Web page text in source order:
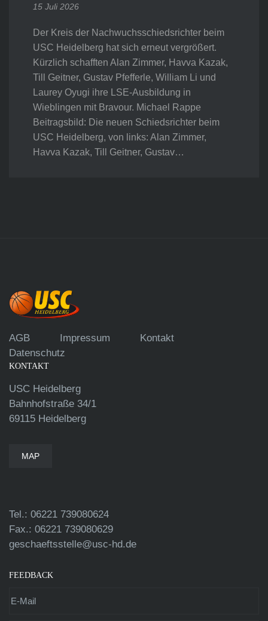
15 Juli 2026
Der Kreis der Nachwuchsschiedsrichter beim
USC Heidelberg hat sich erneut vergrößert.
Kürzlich schafften Alan Zimmer, Havva Kazak,
Till Geitner, Gustav Pfefferle, William Li und
Laurey Oyugi ihre LSE-Ausbildung in
Wieblingen mit Bravour. Michael Rappe
Beitragsbild: Die neuen Schiedsrichter beim
USC Heidelberg, von links: Alan Zimmer,
Havva Kazak, Till Geitner, Gustav…
AGB Impressum
Kontakt
Datenschutz
KONTAKT
USC Heidelberg
Bahnhofstraße 34/1
69115 Heidelberg
MAP
Tel.: 06221 739080624
Fax.: 06221 739080629
geschaeftsstelle@usc-hd.de
FEEDBACK